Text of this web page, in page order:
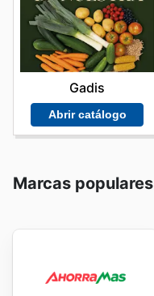
Gadis
Abrir catálogo
Marcas populares